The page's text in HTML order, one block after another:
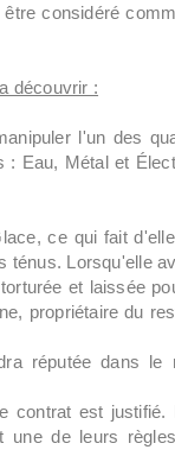
considéré
découvrir :
l'un des
: Eau, Métal et
ce qui fait
ténus. Lorsqu'elle
et laissée
propriétaire du
réputée dans le
contrat est justifié.
une de leurs